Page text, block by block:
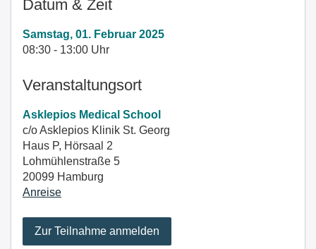
Datum & Zeit
Samstag, 01. Februar 2025
08:30 - 13:00 Uhr
Veranstaltungsort
Asklepios Medical School
c/o Asklepios Klinik St. Georg
Haus P, Hörsaal 2
Lohmühlenstraße 5
20099 Hamburg
Anreise
Zur Teilnahme anmelden